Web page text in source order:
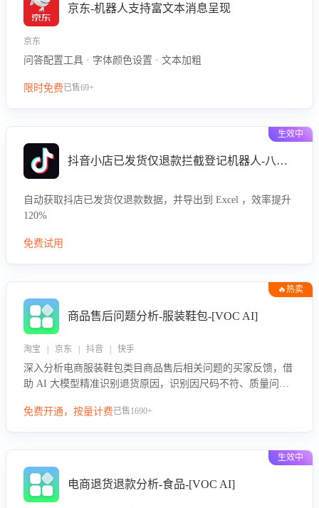
京东-机器人支持富文本消息呈现
京东
问答配置工具 · 字体颜色设置 · 文本加粗
限时免费已售69+
生效中
抖音小店已发货仅退款拦截登记机器人-八爪鱼
自动获取抖店已发货仅退款数据，并导出到 Excel ，效率提升
120%
免费试用
🔥热卖
商品售后问题分析-服装鞋包-[VOC AI]
淘宝 | 京东 | 抖音 | 快手
深入分析电商服装鞋包类目商品售后相关问题的买家反馈，借
助 AI 大模型精准识别退货原因，识别因尺码不符、质量问题
商家优化产品或服务，实现销售额的显著提升。
免费开通，按量计费已售1690+
生效中
电商退货退款分析-食品-[VOC AI]